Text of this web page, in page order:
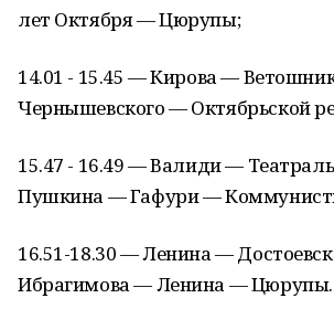
лет Октября — Цюрупы;
14.01 - 15.45 — Кирова —
Чернышевского — Октябрьской
15.47 - 16.49 — Валиди —
Пушкина — Гафури —
16.51-18.30 — Ленина —
Ибрагимова — Ленина — Цюрупы.